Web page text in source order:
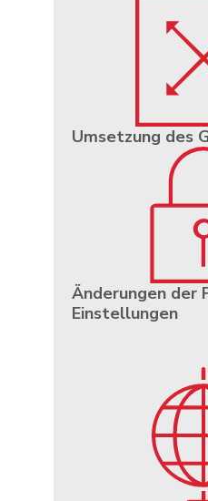
Umsetzung des
Änderungen der
Einstellungen